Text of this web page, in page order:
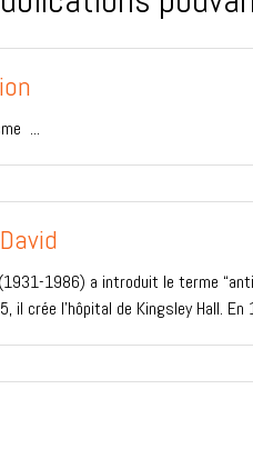
...
1986) a introduit le terme
il crée l’hôpital de Kingsley Hall.